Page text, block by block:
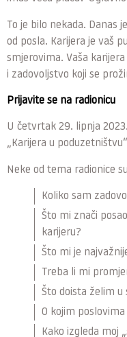
To je bilo nekada. Danas
od posla. Karijera je vaš
smjerovima. Vaša
i zadovoljstvo koji se
Prijavite se na radionicu
U četvrtak 29. lipnja
„Karijera u
Neke od tema radionice
Koliko sam
Što mi znači
karijeru?
Što mi je
Treba li mi
Što doista želim
O kojim poslovima
Kako izgleda moj